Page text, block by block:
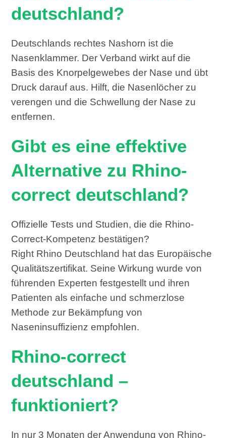
deutschland?
Deutschlands rechtes Nashorn ist die
Nasenklammer. Der Verband wirkt auf die
Basis des Knorpelgewebes der Nase und übt
Druck darauf aus. Hilft, die Nasenlöcher zu
verengen und die Schwellung der Nase zu
entfernen.
Gibt es eine effektive
Alternative zu Rhino-
correct deutschland?
Offizielle Tests und Studien, die die Rhino-
Correct-Kompetenz bestätigen?
Right Rhino Deutschland hat das Europäische
Qualitätszertifikat. Seine Wirkung wurde von
führenden Experten festgestellt und ihren
Patienten als einfache und schmerzlose
Methode zur Bekämpfung von
Naseninsuffizienz empfohlen.
Rhino-correct
deutschland –
funktioniert?
In nur 3 Monaten der Anwendung von Rhino-